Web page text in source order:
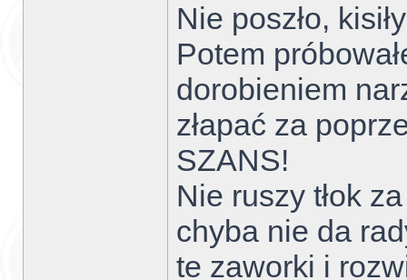
Nie poszło,
Potem
dorobieniem
złapać za
SZANS!
Nie ruszy tłok
chyba nie da
te zaworki i